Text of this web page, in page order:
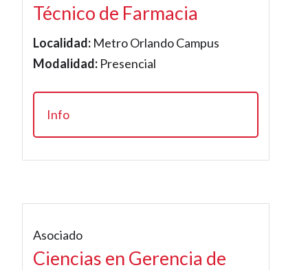
Técnico de Farmacia
Localidad: Metro Orlando Campus
Modalidad: Presencial
Info
Asociado
Ciencias en Gerencia de